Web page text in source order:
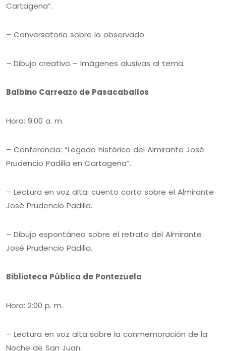
Cartagena”.
– Conversatorio sobre lo observado.
– Dibujo creativo – Imágenes alusivas al tema.
Balbino Carreazo de Pasacaballos
Hora: 9:00 a. m.
– Conferencia: “Legado histórico del Almirante José
Prudencio Padilla en Cartagena”.
– Lectura en voz alta: cuento corto sobre el Almirante
José Prudencio Padilla.
– Dibujo espontáneo sobre el retrato del Almirante
José Prudencio Padilla.
Biblioteca Pública de Pontezuela
Hora: 2:00 p. m.
– Lectura en voz alta sobre la conmemoración de la
Noche de San Juan.